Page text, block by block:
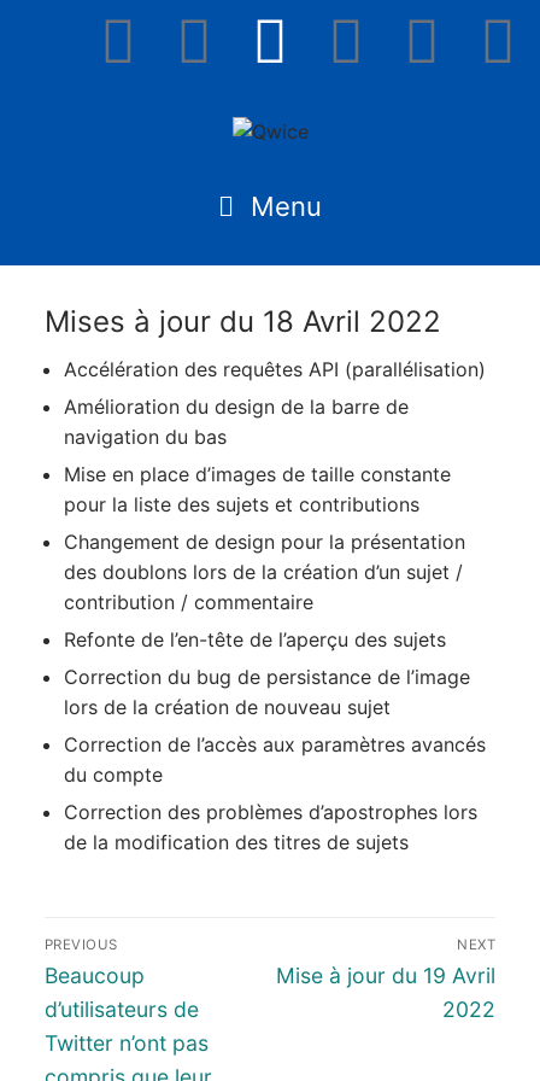
Mises à jour du 18 Avril 2022
Accélération des requêtes API (parallélisation)
Amélioration du design de la barre de
navigation du bas
Mise en place d’images de taille constante
pour la liste des sujets et contributions
Changement de design pour la présentation
des doublons lors de la création d’un sujet /
contribution / commentaire
Refonte de l’en-tête de l’aperçu des sujets
Correction du bug de persistance de l’image
lors de la création de nouveau sujet
Correction de l’accès aux paramètres avancés
du compte
Correction des problèmes d’apostrophes lors
de la modification des titres de sujets
PREVIOUS
Beaucoup
d’utilisateurs de
Twitter n’ont pas
NEXT
Mise à jour du 19 Avril
2022